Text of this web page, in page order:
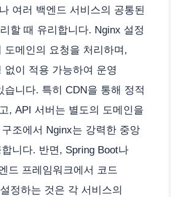
여러 백엔드 서비스의 공통된
할 때 유리합니다. Nginx 설정
도메인의 요청을 처리하며,
없이 적용 가능하여 운영
습니다. 특히 CDN을 통해 정적
, API 서버는 별도의 도메인을
조에서 Nginx는 강력한 중앙
니다. 반면, Spring Boot나
드 프레임워크에서 코드
정하는 것은 각 서비스의